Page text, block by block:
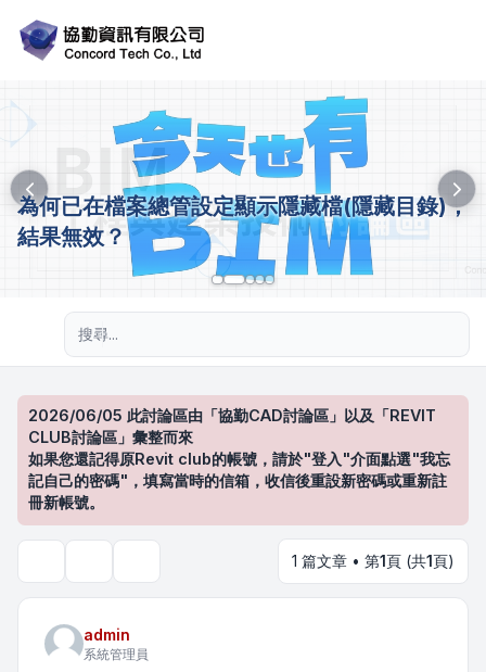
為何已在檔案總管設定顯示隱藏檔(隱藏目錄)，
結果無效？
2026/06/05 此討論區由「協勤CAD討論區」以及「REVIT
CLUB討論區」彙整而來
如果您還記得原Revit club的帳號，請於"登入"介面點選"我忘
記自己的密碼"，填寫當時的信箱，收信後重設新密碼或重新註
冊新帳號。
1 篇文章 • 第1頁 (共1頁)
admin
系統管理員